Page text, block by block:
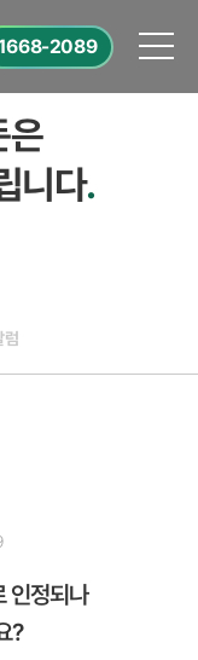
2089
은
니다.
럼
인정되나
?